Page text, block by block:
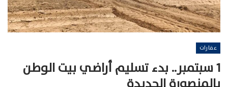
عقارات
1 سبتمبر.. بدء تسليم أراضي بيت الوطن